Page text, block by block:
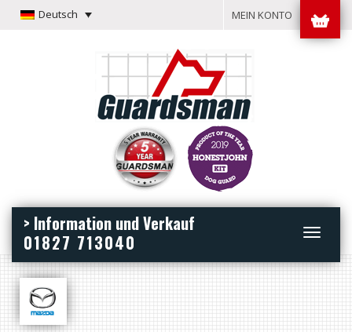
Deutsch MEIN KONTO
Toggle
> Information und Verkauf
01827 713040